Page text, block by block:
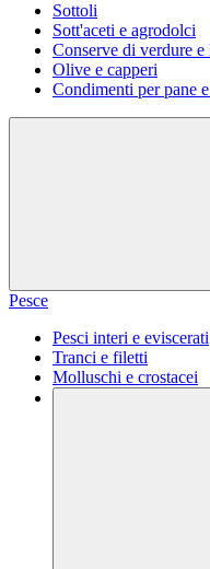
Sottoli
Sott'aceti e agrodolci
Conserve di verdure e
Olive e capperi
Condimenti per pane
Pesce
Pesci interi e eviscerati
Tranci e filetti
Molluschi e crostacei